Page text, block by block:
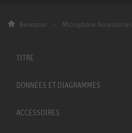
Neumann Microphone Accessories
TITRE
DONNÉES ET DIAGRAMMES
ACCESSOIRES